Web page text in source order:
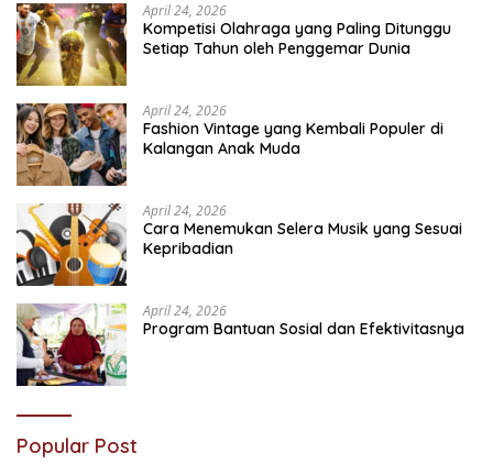
April 24, 2026
Kompetisi Olahraga yang Paling Ditunggu
Setiap Tahun oleh Penggemar Dunia
April 24, 2026
Fashion Vintage yang Kembali Populer di
Kalangan Anak Muda
April 24, 2026
Cara Menemukan Selera Musik yang Sesuai
Kepribadian
April 24, 2026
Program Bantuan Sosial dan Efektivitasnya
Popular Post